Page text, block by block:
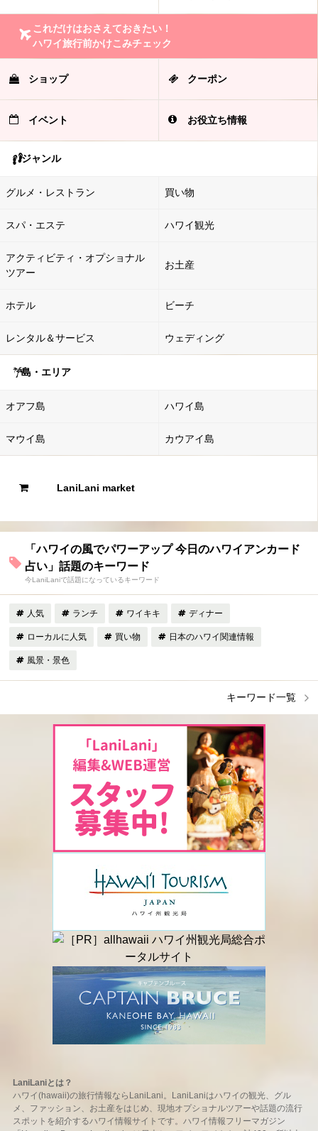
これだけはおさえておきたい！
ハワイ旅行前かけこみチェック
ショップ クーポン
イベント お役立ち情報
ジャンル
グルメ・レストラン 買い物
スパ・エステ ハワイ観光
アクティビティ・オプショナル
ツアー
お土産
ホテル ビーチ
レンタル＆サービス ウェディング
島・エリア
オアフ島 ハワイ島
マウイ島 カウアイ島
LaniLani market
「ハワイの風でパワーアップ 今日のハワイアンカード
占い」話題のキーワード
今LaniLaniで話題になっているキーワード
人気 ランチ ワイキキ ディナー
ローカルに人気 買い物 日本のハワイ関連情報
風景・景色
キーワード一覧
LaniLaniとは？
ハワイ(hawaii)の旅行情報ならLaniLani。LaniLaniはハワイの観光、グル
メ、ファッション、お土産をはじめ、現地オプショナルツアーや話題の流行
スポットを紹介するハワイ情報サイトです。ハワイ情報フリーマガジン